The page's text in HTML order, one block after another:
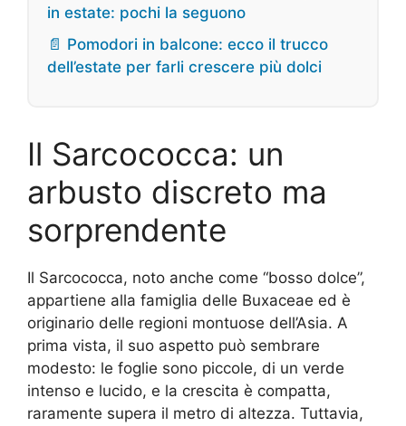
in estate: pochi la seguono
📄 Pomodori in balcone: ecco il trucco
dell’estate per farli crescere più dolci
Il Sarcococca: un
arbusto discreto ma
sorprendente
Il Sarcococca, noto anche come “bosso dolce”,
appartiene alla famiglia delle Buxaceae ed è
originario delle regioni montuose dell’Asia. A
prima vista, il suo aspetto può sembrare
modesto: le foglie sono piccole, di un verde
intenso e lucido, e la crescita è compatta,
raramente supera il metro di altezza. Tuttavia,